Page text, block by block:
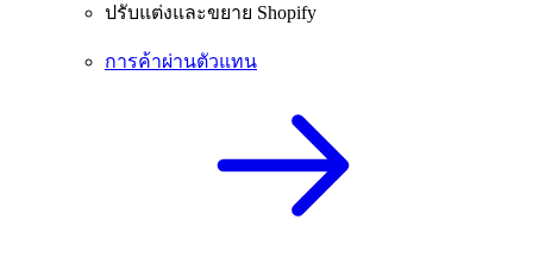
ปรับแต่งและขยาย Shopify
การค้าผ่านตัวแทน